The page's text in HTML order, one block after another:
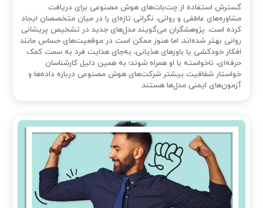
گسترش استفاده از چت‌بات‌های هوش مصنوعی برای دریافت
مشاوره‌های عاطفی و روانی، نگرانی تازه‌ای را در میان متخصصان ایجاد
کرده است. پژوهشگران می‌گویند مدل‌های جدید در تشخیص پریشانی
روانی بهتر شده‌اند، اما هنوز ممکن است در موقعیت‌های حساس مانند
افکار خودکشی یا باورهای هذیانی، به‌جای هدایت فرد به سمت کمک
حرفه‌ای، ناخواسته با او همراه شوند؛ به همین دلیل کارشناسان
خواستار شفافیت بیشتر شرکت‌های هوش مصنوعی درباره داده‌ها و
آزمون‌های ایمنی مدل‌ها هستند.